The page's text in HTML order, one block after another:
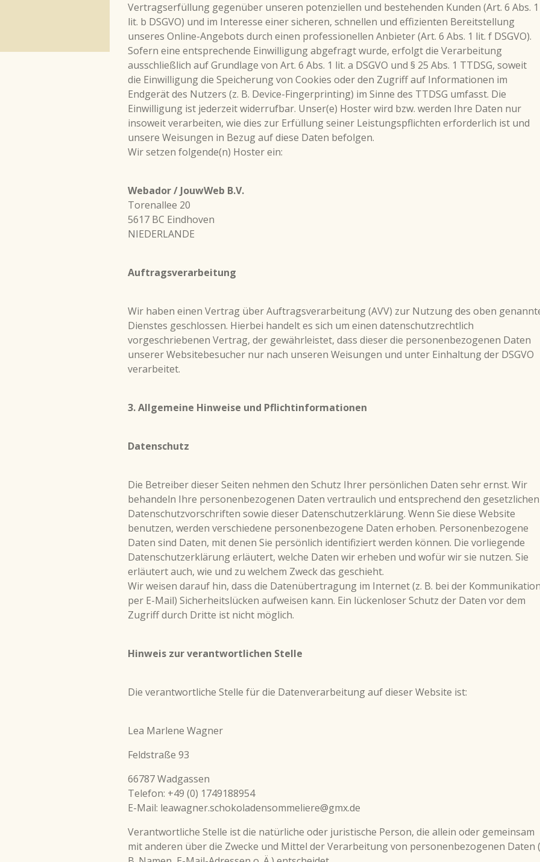
Vertragserfüllung gegenüber unseren potenziellen und bestehenden Kunden (Art. 6 Abs. 1
lit. b DSGVO) und im Interesse einer sicheren, schnellen und effizienten Bereitstellung
unseres Online-Angebots durch einen professionellen Anbieter (Art. 6 Abs. 1 lit. f DSGVO).
Sofern eine entsprechende Einwilligung abgefragt wurde, erfolgt die Verarbeitung
ausschließlich auf Grundlage von Art. 6 Abs. 1 lit. a DSGVO und § 25 Abs. 1 TTDSG, soweit
die Einwilligung die Speicherung von Cookies oder den Zugriff auf Informationen im
Endgerät des Nutzers (z. B. Device-Fingerprinting) im Sinne des TTDSG umfasst. Die
Einwilligung ist jederzeit widerrufbar. Unser(e) Hoster wird bzw. werden Ihre Daten nur
insoweit verarbeiten, wie dies zur Erfüllung seiner Leistungspflichten erforderlich ist und
unsere Weisungen in Bezug auf diese Daten befolgen.
Wir setzen folgende(n) Hoster ein:
Webador / JouwWeb B.V.
Torenallee 20
5617 BC Eindhoven
NIEDERLANDE
Auftragsverarbeitung
Wir haben einen Vertrag über Auftragsverarbeitung (AVV) zur Nutzung des oben
Dienstes geschlossen. Hierbei handelt es sich um einen datenschutzrechtlich
vorgeschriebenen Vertrag, der gewährleistet, dass dieser die personenbezogenen Daten
unserer Websitebesucher nur nach unseren Weisungen und unter Einhaltung der DSGVO
verarbeitet.
3.Allgemeine Hinweise und Pflichtinformationen
Datenschutz
Die Betreiber dieser Seiten nehmen den Schutz Ihrer persönlichen Daten sehr ernst. Wir
behandeln Ihre personenbezogenen Daten vertraulich und entsprechend den gesetzlichen
Datenschutzvorschriften sowie dieser Datenschutzerklärung. Wenn Sie diese Website
benutzen, werden verschiedene personenbezogene Daten erhoben. Personenbezogene
Daten sind Daten, mit denen Sie persönlich identifiziert werden können. Die vorliegende
Datenschutzerklärung erläutert, welche Daten wir erheben und wofür wir sie nutzen. Sie
erläutert auch, wie und zu welchem Zweck das geschieht.
Wir weisen darauf hin, dass die Datenübertragung im Internet (z. B. bei der
per E-Mail) Sicherheitslücken aufweisen kann. Ein lückenloser Schutz der Daten vor dem
Zugriff durch Dritte ist nicht möglich.
Hinweis zur verantwortlichen Stelle
Die verantwortliche Stelle für die Datenverarbeitung auf dieser Website ist:
Lea Marlene Wagner
Feldstraße 93
66787 Wadgassen
Telefon: +49 (0) 1749188954
E-Mail: leawagner.schokoladensommeliere@gmx.de
Verantwortliche Stelle ist die natürliche oder juristische Person, die allein oder gemeinsam
mit anderen über die Zwecke und Mittel der Verarbeitung von personenbezogenen Daten